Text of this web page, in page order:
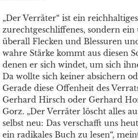
„Der Verräter“ ist ein
zurechtgeschliffenes, sondern ein
überall Flecken und Blessuren
wahre Stärke kommt aus diesen
denen er sich windet, um sich
Da wollte sich keiner absichern
Gerade diese Offenheit des
Gerhard Hirsch oder Gerhard
Gorz. „Der Verräter löscht alles
selbst neu: Das verschafft uns
ein radikales Buch zu lesen“,